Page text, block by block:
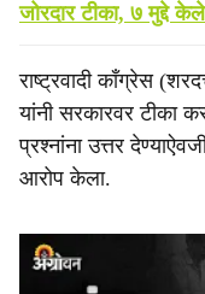
जोरदार टीका, ७ मुद्दे
राष्ट्रवादी काँग्रेस
यांनी सरकारवर टीका
प्रश्नांना उत्तर
आरोप केला.